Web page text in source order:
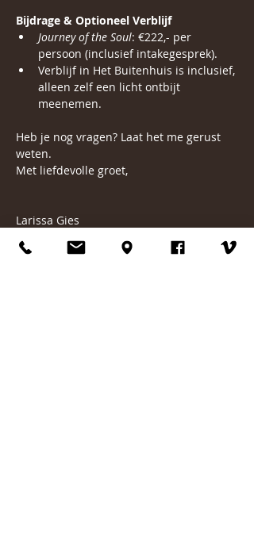
Bijdrage & Optioneel Verblijf
Journey of the Soul: €222,- per
persoon (inclusief intakegesprek).
Verblijf in Het Buitenhuis is inclusief,
alleen zelf een licht ontbijt
meenemen.
Heb je nog vragen? Laat het me gerust
weten.
Met liefdevolle groet,
Larissa Gies
Mbl. 06 55895494